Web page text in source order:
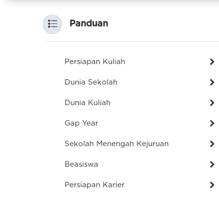
Panduan
Persiapan Kuliah
Dunia Sekolah
Dunia Kuliah
Gap Year
Sekolah Menengah Kejuruan
Beasiswa
Persiapan Karier